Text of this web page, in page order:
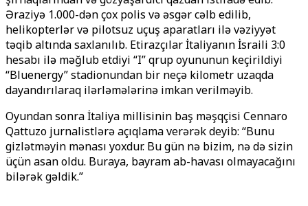
Əraziyə 1.000-dən çox polis və əsgər cəlb edilib,
helikopterlər və pilotsuz uçuş aparatları ilə vəziyyət
təqib altında saxlanılıb. Etirazçılar İtaliyanın İsraili 3:0
hesabı ilə məğlub etdiyi “I” qrup oyununun keçirildiyi
“Bluenergy”stadionundan bir neçə kilometr uzaqda
dayandırılaraq ilərləmələrinə imkan verilməyib.
Oyundan sonra İtaliya millisinin baş məşqçisi Cennaro
Qattuzo jurnalistlərə açıqlama verərək deyib: “Bunu
gizlətməyin mənası yoxdur. Bu gün nə bizim, nə də sizin
üçün asan oldu. Buraya, bayram ab-havası olmayacağını
bilərək gəldik.”